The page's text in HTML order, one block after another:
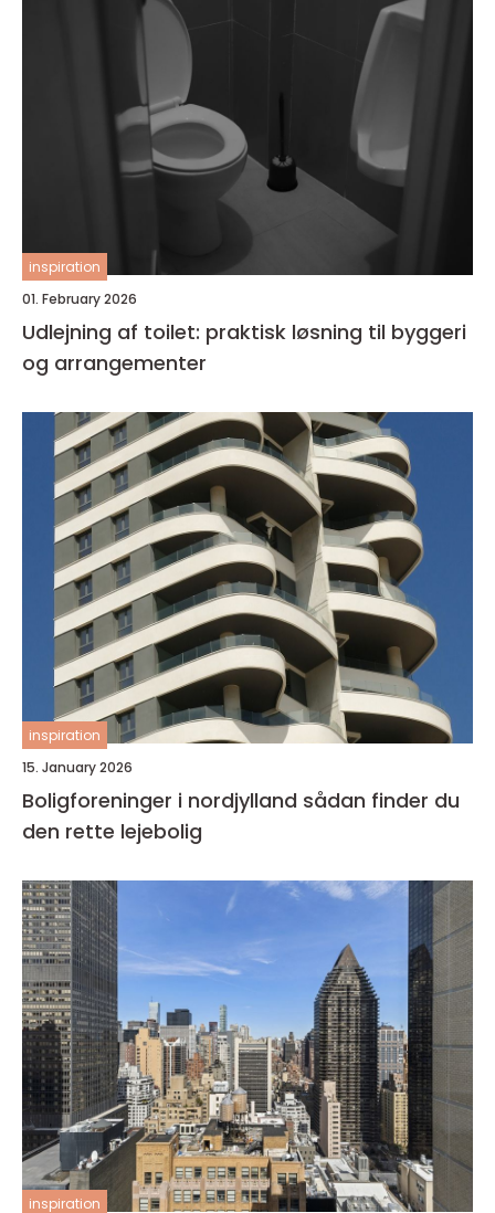
inspiration
01. February 2026
Udlejning af toilet: praktisk løsning til byggeri
og arrangementer
inspiration
15. January 2026
Boligforeninger i nordjylland sådan finder du
den rette lejebolig
inspiration